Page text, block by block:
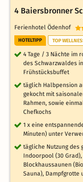
4 Baiersbronner
Ferienhotel Ödenhof
HOTELTIPP TOP
4 Tage / 3 Nächte im
des Schwarzwaldes
Frühstücksbuffet
täglich Halbpension
gekocht mit
Rahmen, sowie
Chefkochs
1 x eine
Minuten) unter
tägliche Nutzung des
Indoorpool (30
Blockhaussaunen
Sauna), Dampfgrotte